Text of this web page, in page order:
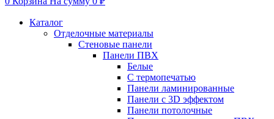
Каталог
Отделочные материалы
Стеновые панели
Панели ПВХ
Белые
С термопечатью
Панели ламинированные
Панели с 3D эффектом
Панели потолочные